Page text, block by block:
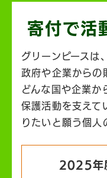
寄付で活
グリーンピースは
政府や企業からの
どんな国や企業か
保護活動を支えて
りたいと願う個人
2025年